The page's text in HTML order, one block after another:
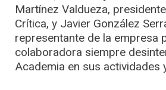
Martínez Valdueza,
Crítica, y Javier González
representante de la empresa
colaboradora siempre
Academia en sus actividades